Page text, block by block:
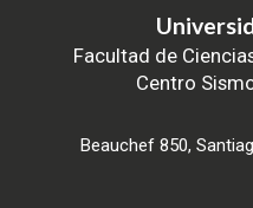
Facultad de
Centro
Beauchef 850,